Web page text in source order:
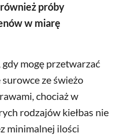
próby
w miarę
gdy mogę przetwarzać
ze świeżo
chociaż w
rodzajów kiełbas nie
minimalnej ilości